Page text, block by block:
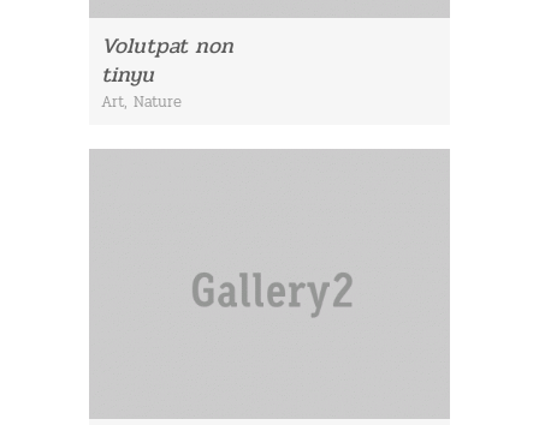
Volutpat non
tinyu
Art, Nature